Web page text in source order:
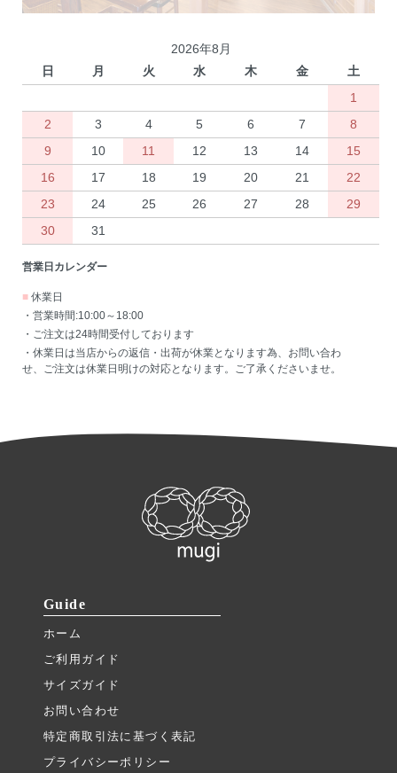
2026年8月
日
月 火 水 木 金
土
1
2
3 4 5 6 7
8
9
10 11 12 13 14
15
16
17 18 19 20 21
22
23
24 25 26 27 28
29
30
31
営業日カレンダー
■ 休業日
・営業時間:10:00～18:00
・ご注文は24時間受付しております
・休業日は当店からの返信・出荷が休業となります為、お問い合わ
せ、ご注文は休業日明けの対応となります。ご了承くださいませ。
Guide
ホーム
ご利用ガイド
サイズガイド
お問い合わせ
特定商取引法に基づく表記
プライバシーポリシー